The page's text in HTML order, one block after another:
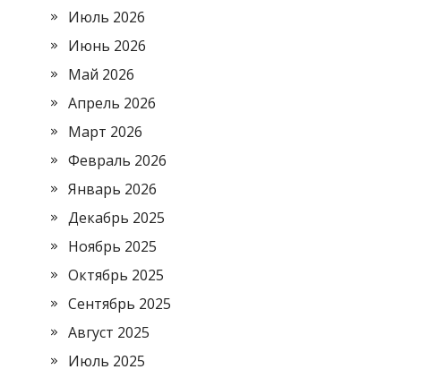
Июль 2026
Июнь 2026
Май 2026
Апрель 2026
Март 2026
Февраль 2026
Январь 2026
Декабрь 2025
Ноябрь 2025
Октябрь 2025
Сентябрь 2025
Август 2025
Июль 2025